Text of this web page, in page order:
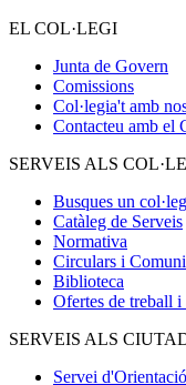
EL COL·LEGI
Junta de Govern
Comissions
Col·legia't amb
Contacteu amb el
SERVEIS ALS
Busques un
Catàleg de Serveis
Normativa
Circulars i
Biblioteca
Ofertes de treball i
SERVEIS ALS
Servei